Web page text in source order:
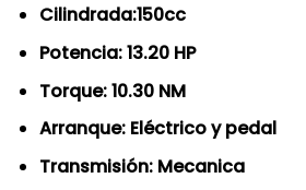
Cilindrada:150cc
Potencia: 13.20 HP
Torque: 10.30 NM
Arranque: Eléctrico y pedal
Transmisión: Mecanica